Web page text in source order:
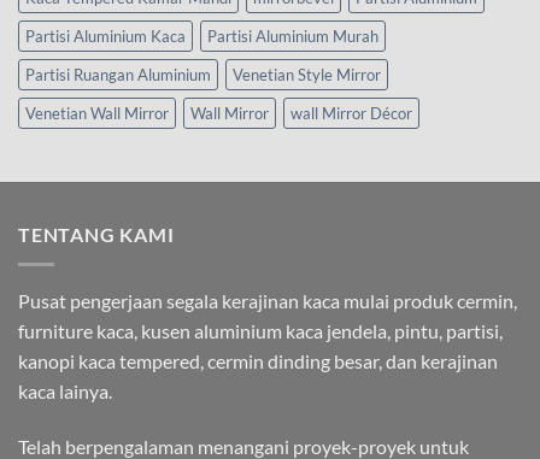
Partisi Aluminium Kaca
Partisi Aluminium Murah
Partisi Ruangan Aluminium
Venetian Style Mirror
Venetian Wall Mirror
Wall Mirror wall Mirror Décor
TENTANG KAMI
Pusat pengerjaan segala kerajinan kaca mulai produk cermin,
furniture kaca, kusen aluminium kaca jendela, pintu, partisi,
kanopi kaca tempered, cermin dinding besar, dan kerajinan
kaca lainya.
Telah berpengalaman menangani proyek-proyek untuk